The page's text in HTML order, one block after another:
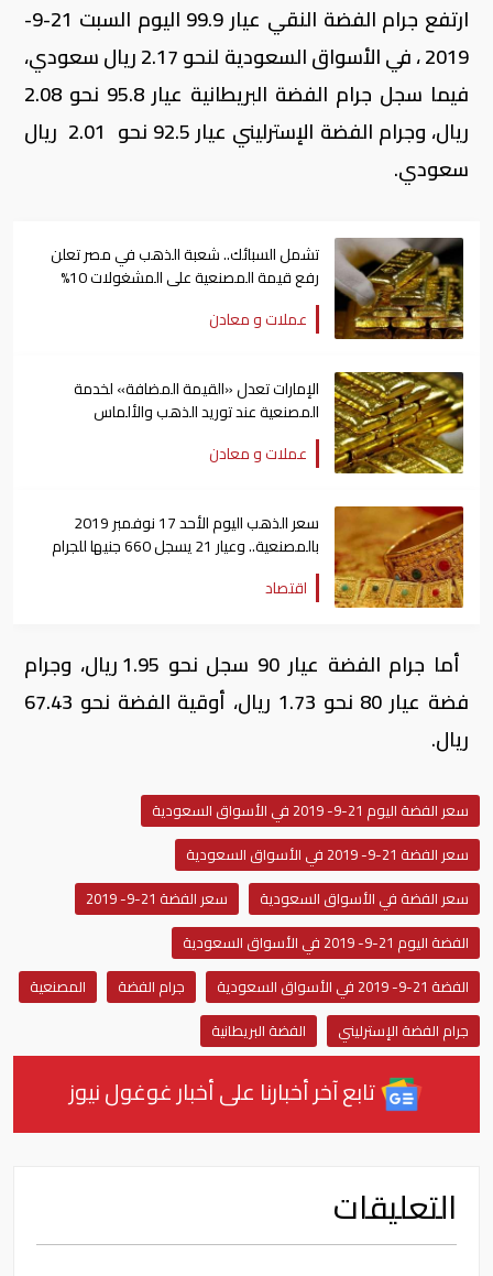
ارتفع جرام الفضة النقي عيار 99.9 اليوم السبت 21-9-
2019 ، في الأسواق السعودية لنحو 2.17 ريال سعودي،
فيما سجل جرام الفضة البريطانية عيار 95.8 نحو 2.08
ريال، وجرام الفضة الإسترليني عيار 92.5 نحو 2.01 ريال
سعودي.
تشمل السبائك.. شعبة الذهب في مصر تعلن
رفع قيمة المصنعية على المشغولات 10%
عملات و معادن
الإمارات تعدل «القيمة المضافة» لخدمة
المصنعية عند توريد الذهب والألماس
عملات و معادن
سعر الذهب اليوم الأحد 17 نوفمبر 2019
بالمصنعية.. وعيار 21 يسجل 660 جنيها للجرام
اقتصاد
أما جرام الفضة عيار 90 سجل نحو 1.95 ريال، وجرام
فضة عيار 80 نحو 1.73 ريال، أوقية الفضة نحو 67.43
ريال.
سعر الفضة اليوم 21-9- 2019 في الأسواق السعودية
سعر الفضة 21-9- 2019 في الأسواق السعودية
سعر الفضة في الأسواق السعودية
سعر الفضة 21-9- 2019
الفضة اليوم 21-9- 2019 في الأسواق السعودية
الفضة 21-9- 2019 في الأسواق السعودية
جرام الفضة
المصنعية
جرام الفضة الإسترليني
الفضة البريطانية
تابع آخر أخبارنا على أخبار غوغول نيوز
التعليقات